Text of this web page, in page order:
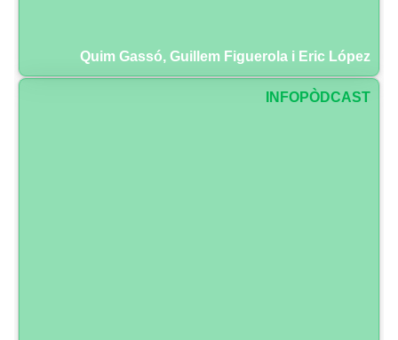
Quim Gassó, Guillem Figuerola i Eric López
INFOPÒDCAST